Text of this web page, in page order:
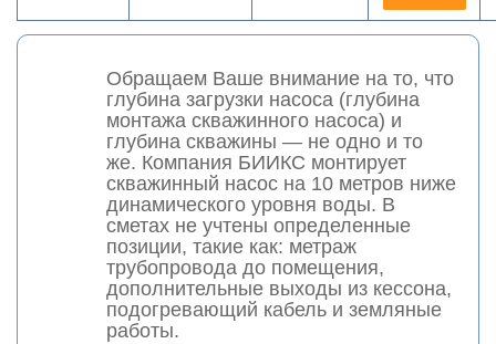
Обращаем Ваше внимание на то, что
глубина загрузки насоса (глубина
монтажа скважинного насоса) и
глубина скважины — не одно и то
же. Компания БИИКС монтирует
скважинный насос на 10 метров ниже
динамического уровня воды. В
сметах не учтены определенные
позиции, такие как: метраж
трубопровода до помещения,
дополнительные выходы из кессона,
подогревающий кабель и земляные
работы.